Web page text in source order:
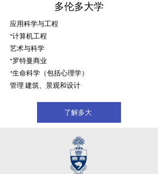
多伦多大学
应用科学与工程
*计算机工程
艺术与科学
*罗特曼商业
*生命科学（包括心理学）
管理 建筑、景观和设计
了解多大